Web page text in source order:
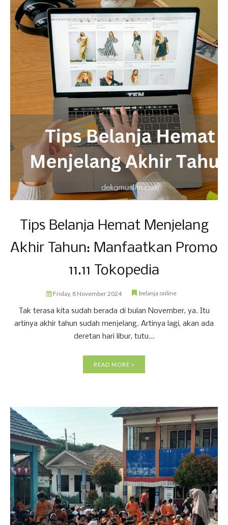
Tips Belanja Hemat Menjelang
Akhir Tahun: Manfaatkan Promo
11.11 Tokopedia
Friday, 8 November 2024 belanja online
Tak terasa kita sudah berada di bulan November, ya. Itu
artinya akhir tahun sudah menjelang. Artinya lagi, akan ada
deretan hari libur, tutu...
READ MORE »